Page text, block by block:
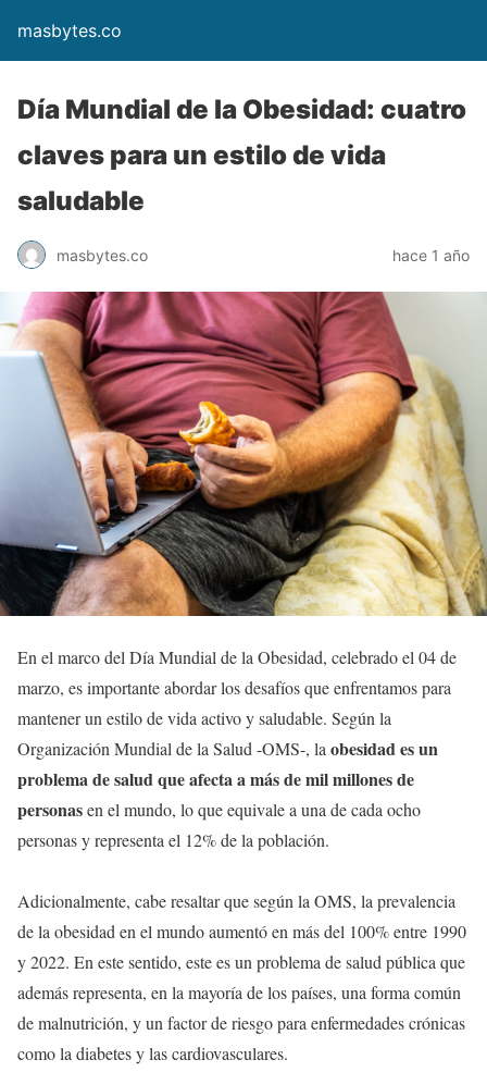
masbytes.co
Día Mundial de la Obesidad: cuatro
claves para un estilo de vida
saludable
masbytes.co hace 1 año
En el marco del Día Mundial de la Obesidad, celebrado el 04 de
marzo, es importante abordar los desafíos que enfrentamos para
mantener un estilo de vida activo y saludable. Según la
Organización Mundial de la Salud -OMS-, la obesidad es un
problema de salud que afecta a más de mil millones de
personasen el mundo, lo que equivale a una de cada ocho
personas y representa el 12% de la población.
Adicionalmente, cabe resaltar que según la OMS, la prevalencia
de la obesidad en el mundo aumentó en más del 100% entre 1990
y 2022. En este sentido, este es un problema de salud pública que
además representa, en la mayoría de los países, una forma común
de malnutrición, y un factor de riesgo para enfermedades crónicas
como la diabetes y las cardiovasculares.